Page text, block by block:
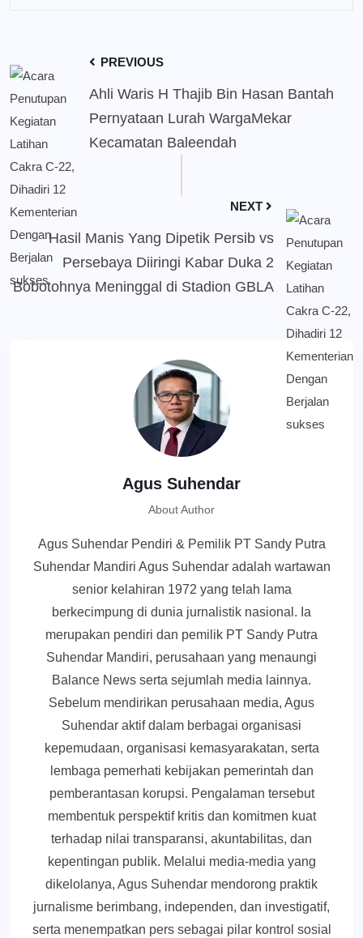
PREVIOUS
Ahli Waris H Thajib Bin Hasan Bantah
Pernyataan Lurah WargaMekar
Kecamatan Baleendah
NEXT
Hasil Manis Yang Dipetik Persib vs
Persebaya Diiringi Kabar Duka 2
Bobotohnya Meninggal di Stadion GBLA
Agus Suhendar
About Author
Agus Suhendar Pendiri & Pemilik PT Sandy Putra
Suhendar Mandiri Agus Suhendar adalah wartawan
senior kelahiran 1972 yang telah lama
berkecimpung di dunia jurnalistik nasional. Ia
merupakan pendiri dan pemilik PT Sandy Putra
Suhendar Mandiri, perusahaan yang menaungi
Balance News serta sejumlah media lainnya.
Sebelum mendirikan perusahaan media, Agus
Suhendar aktif dalam berbagai organisasi
kepemudaan, organisasi kemasyarakatan, serta
lembaga pemerhati kebijakan pemerintah dan
pemberantasan korupsi. Pengalaman tersebut
membentuk perspektif kritis dan komitmen kuat
terhadap nilai transparansi, akuntabilitas, dan
kepentingan publik. Melalui media-media yang
dikelolanya, Agus Suhendar mendorong praktik
jurnalisme berimbang, independen, dan investigatif,
serta menempatkan pers sebagai pilar kontrol sosial